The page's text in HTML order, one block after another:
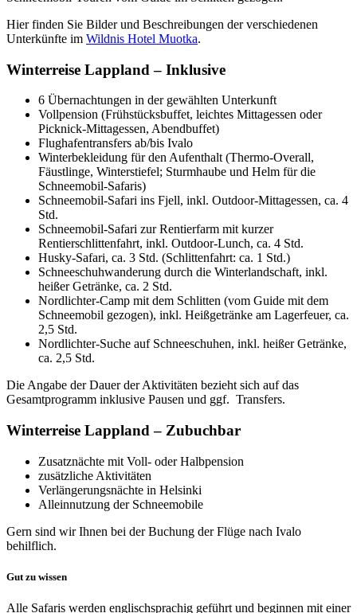
Hier finden Sie Bilder und Beschreibungen der verschiedenen
Unterkünfte im Wildnis Hotel Muotka.
Winterreise Lappland – Inklusive
6 Übernachtungen in der gewählten Unterkunft
Vollpension (Frühstücksbuffet, leichtes Mittagessen oder
Picknick-Mittagessen, Abendbuffet)
Flughafentransfers ab/bis Ivalo
Winterbekleidung für den Aufenthalt (Thermo-Overall,
Fäustlinge, Winterstiefel; Sturmhaube und Helm für die
Schneemobil-Safaris)
Schneemobil-Safari ins Fjell, inkl. Outdoor-Mittagessen, ca. 4
Std.
Schneemobil-Safari zur Rentierfarm mit kurzer
Rentierschlittenfahrt, inkl. Outdoor-Lunch, ca. 4 Std.
Husky-Safari, ca. 3 Std. (Schlittenfahrt: ca. 1 Std.)
Schneeschuhwanderung durch die Winterlandschaft, inkl.
heißer Getränke, ca. 2 Std.
Nordlichter-Camp mit dem Schlitten (vom Guide mit dem
Schneemobil gezogen), inkl. Heißgetränke am Lagerfeuer, ca.
2,5 Std.
Nordlichter-Suche auf Schneeschuhen, inkl. heißer Getränke,
ca. 2,5 Std.
Die Angabe der Dauer der Aktivitäten bezieht sich auf das
Gesamtprogramm inklusive Pausen und ggf. Transfers.
Winterreise Lappland – Zubuchbar
Zusatznächte mit Voll- oder Halbpension
zusätzliche Aktivitäten
Verlängerungsnächte in Helsinki
Alleinnutzung der Schneemobile
Gern sind wir Ihnen bei der Buchung der Flüge nach Ivalo
behilflich.
Gut zu wissen
Alle Safaris werden englischsprachig geführt und beginnen mit einer